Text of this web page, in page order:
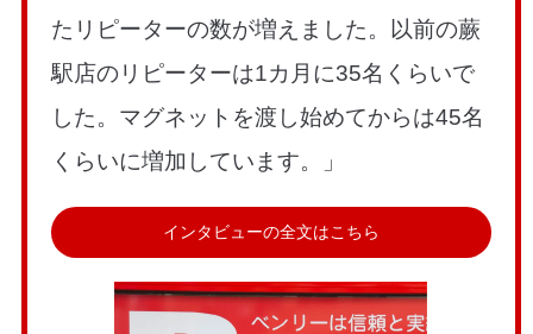
たリピーターの数が増えました。以前の蕨
駅店のリピーターは1カ月に35名くらいで
した。マグネットを渡し始めてからは45名
くらいに増加しています。」
インタビューの全文はこちら